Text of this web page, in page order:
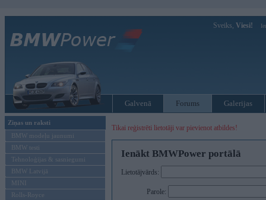
Sveiks, Viesi!
Galvenā Forums Galerijas
Ziņas un raksti
BMW modeļu jaunumi
BMW testi
Tehnoloģijas & sasniegumi
BMW Latvijā
MINI
Rolls-Royce
Tikai reģistrēti lietotāji var pievienot atbildes!
Ienākt BMWPower portālā
Lietotājvārds:
Parole: